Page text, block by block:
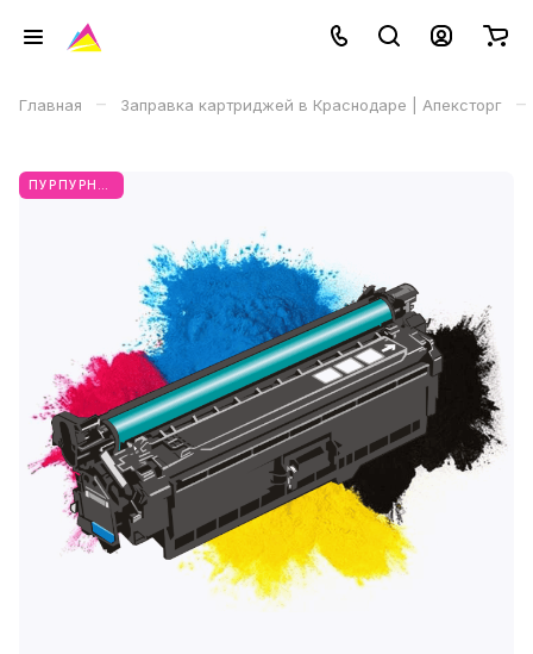
Главная – Заправка картриджей в Краснодаре | Апексторг –